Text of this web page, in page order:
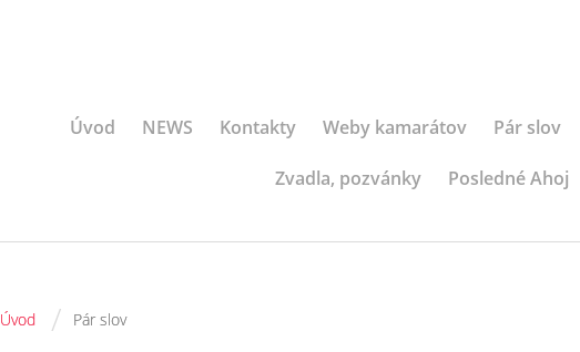
Úvod NEWS Kontakty Weby kamarátov Pár slov
Zvadla, pozvánky Posledné Ahoj
Úvod / Pár slov